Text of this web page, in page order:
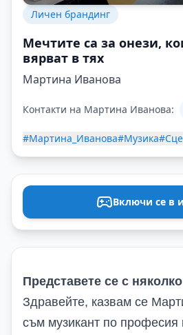
Личен брандинг
Мечтите са за онези,
вярват в тях
Мартина Иванова
Контакти на Мартина Иванова:
#Мартина_Иванова#Музика
Включи се в
Представете се с
Здравейте, казвам се
съм музикант по професия